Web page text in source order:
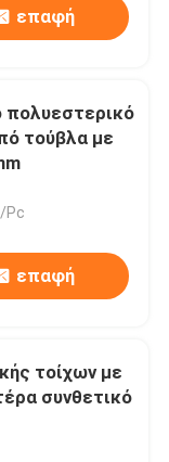
επαφή
πολυεστερικό
τούβλα με
Pc
επαφή
τοίχων με
συνθετικό